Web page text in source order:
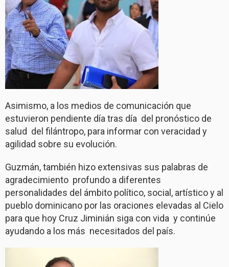
Asimismo, a los medios de comunicación que
estuvieron pendiente día tras día del pronóstico de
salud del filántropo, para informar con veracidad y
agilidad sobre su evolución.
Guzmán, también hizo extensivas sus palabras de
agradecimiento profundo a diferentes
personalidades del ámbito político, social, artístico y al
pueblo dominicano por las oraciones elevadas al Cielo
para que hoy Cruz Jiminián siga con vida y continúe
ayudando a los más necesitados del país.